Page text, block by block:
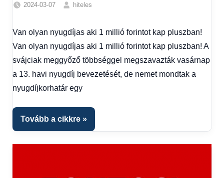
2024-03-07
hiteles
hírek,
Gazdaság,
Hírek,
Hitel
Van olyan nyugdíjas aki 1 millió forintot kap pluszban!
Van olyan nyugdíjas aki 1 millió forintot kap pluszban! A
svájciak meggyőző többséggel megszavazták vasárnap
a 13. havi nyugdíj bevezetését, de nemet mondtak a
nyugdíjkorhatár egy
Tovább a cikkre